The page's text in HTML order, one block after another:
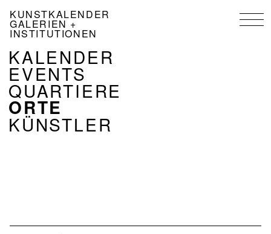
zum
Inhalt
KUNSTKALENDER
GALERIEN +
INSTITUTIONEN
NAVIGATION
KALENDER
DE
KALENDER
EVENTS
QUARTIERE
ORTE
KÜNSTLER